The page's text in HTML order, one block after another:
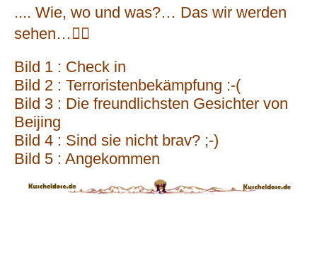
.... Wie, wo und was?… Das wir werden
sehen…🤷‍♂️
Bild 1 : Check in
Bild 2 : Terroristenbekämpfung :-(
Bild 3 : Die freundlichsten Gesichter von
Beijing
Bild 4 : Sind sie nicht brav? ;-)
Bild 5 : Angekommen